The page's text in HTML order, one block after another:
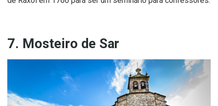
7. Mosteiro de Sar